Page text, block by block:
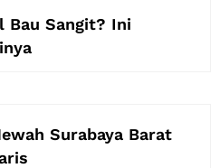
Bau Sangit? Ini
Surabaya Barat